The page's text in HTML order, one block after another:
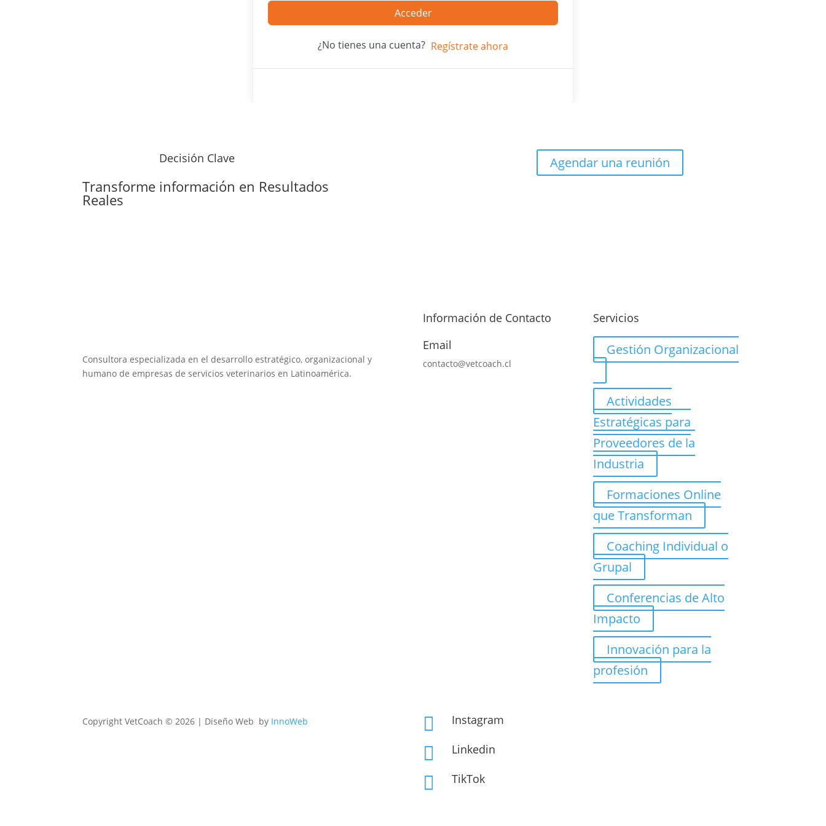
Acceder
¿No tienes una cuenta? Regístrate ahora
Decisión Clave
Transforme información en Resultados
Reales
Agendar una reunión
Consultora especializada en el desarrollo estratégico, organizacional y
humano de empresas de servicios veterinarios en Latinoamérica.
Información de Contacto
Email
contacto@vetcoach.cl
Servicios
Gestión Organizacional
Actividades
Estratégicas para
Proveedores de la
Industria
Formaciones Online
que Transforman
Coaching Individual o
Grupal
Conferencias de Alto
Impacto
Innovación para la
profesión
Copyright VetCoach © 2026 | Diseño Web by InnoWeb  Instagram
 Linkedin
 TikTok